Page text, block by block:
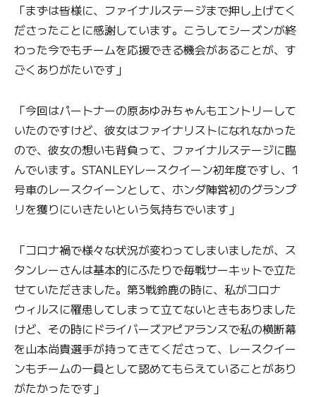
「まずは皆様に、ファイナルステージまで押し上げてく
ださったことに感謝しています。こうしてシーズンが終
わった今でもチームを応援できる機会があることが、す
ごくありがたいです」
「今回はパートナーの原あゆみちゃんもエントリーして
いたのですけど、彼女はファイナリストになれなかった
ので、彼女の想いも背負って、ファイナルステージに臨
んでいます。STANLEYレースクイーン初年度ですし、1
号車のレースクイーンとして、ホンダ陣営初のグランプ
リを獲りにいきたいという気持ちでいます」
「コロナ禍で様々な状況が変わってしまいましたが、ス
タンレーさんは基本的にふたりで毎戦サーキットで立た
せていただきました。第3戦鈴鹿の時に、私がコロナ
ウィルスに罹患してしまって立てないときもありました
けど、その時にドライバーズアピアランスで私の横断幕
を山本尚貴選手が持ってきてくださって、レースクイー
ンもチームの一員として認めてもらえていることがあり
がたかったです」